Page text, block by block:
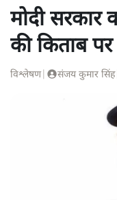
मोदी सरकार
की किताब पर
विश्लेषण| संजय कुमार सिंह|